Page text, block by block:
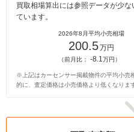
買取相場算出には参照データが少
ています。
2026年8月平均小売相場
200.5万円
（前月比： -8.1万円）
※上記はカーセンサー掲載物件の平均小売
的に、査定価格は小売価格より低くなりま